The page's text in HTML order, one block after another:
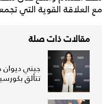
مع العلاقة القوية التي
مقالات ذات صلة
جيني ديوان
تتألق